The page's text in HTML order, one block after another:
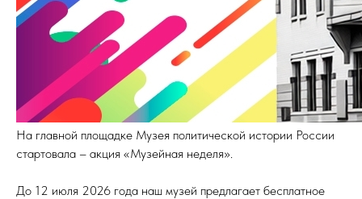
На главной площадке Музея политической истории России
стартовала – акция «Музейная неделя».
До 12 июля 2026 года наш музей предлагает бесплатное